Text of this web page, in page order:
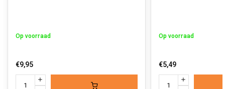
Op voorraad
€9,95
Op voorraad
€5,49